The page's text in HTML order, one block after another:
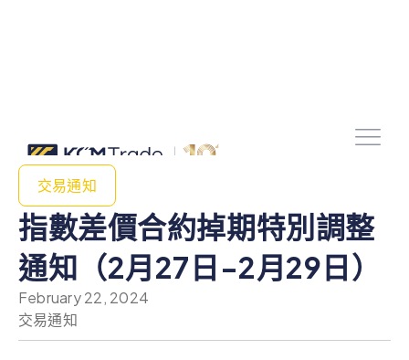
交易通知
指數差價合約掉期特別調整
通知（2月27日-2月29日）
February 22, 2024
交易通知